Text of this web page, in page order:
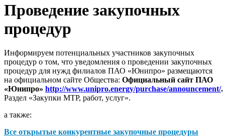
Проведение закупочных
процедур
Информируем потенциальных участников закупочных
процедур о том, что уведомления о проведении закупочных
процедур для нужд филиалов ПАО «Юнипро» размещаются
на официальном сайте Общества: Официальный сайт ПАО
«Юнипро» http://www.unipro.energy/purchase/announcement/.
Раздел «Закупки МТР, работ, услуг».
а также:
Все открытые конкурентные закупочные процедуры